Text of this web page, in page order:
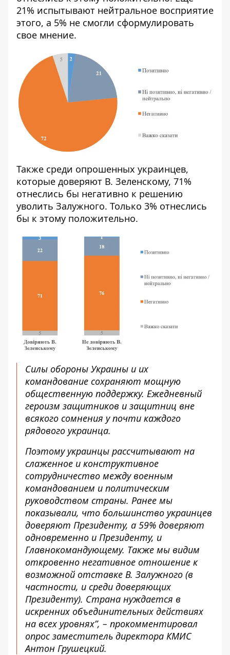
21% испытывают нейтральное восприятие
этого, а 5% не смогли сформулировать
свое мнение.
Также среди опрошенных украинцев,
которые доверяют В. Зеленскому, 71%
отнеслись бы негативно к решению
уволить Залужного. Только 3% отнеслись
бы к этому положительно.
Силы обороны Украины и их
командование сохраняют мощную
общественную поддержку. Ежедневный
героизм защитников и защитниц вне
всякого сомнения у почти каждого
рядового украинца.
Поэтому украинцы рассчитывают на
слаженное и конструктивное
сотрудничество между военным
командованием и политическим
руководством страны. Ранее мы
показывали, что большинство украинцев
доверяют Президенту, а 59% доверяют
одновременно и Президенту, и
Главнокомандующему. Также мы видим
откровенно негативное отношение к
возможной отставке В. Залужного (в
частности, и среди доверяющих
Президенту). Страна нуждается в
искренних объединительных действиях
на всех уровнях”, – прокомментировал
опрос заместитель директора КМИС
Антон Грушецкий.